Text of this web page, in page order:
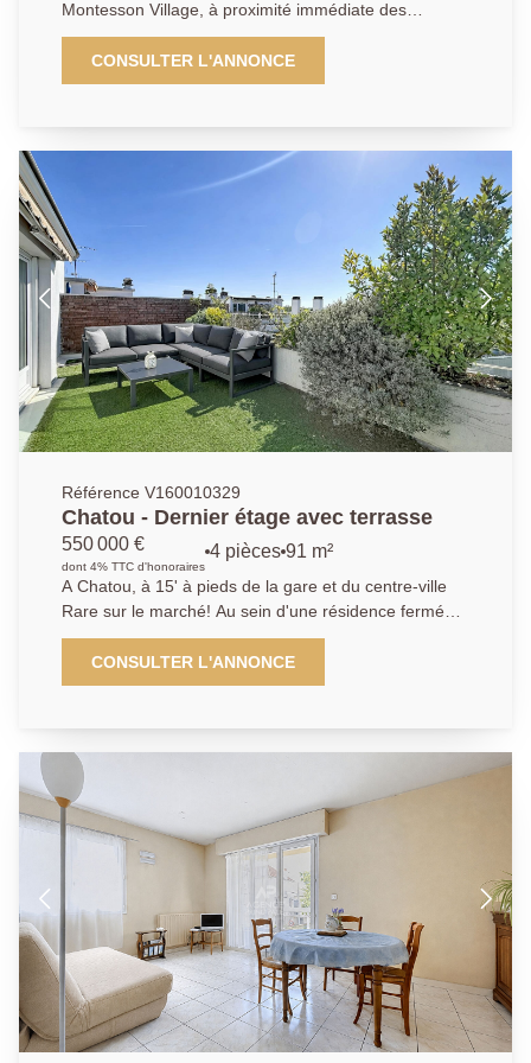
Montesson Village, à proximité immédiate des
commerces et en face de l'arrêt du bus. Il se compose
: Au rez-de-chaussée : d'un local commercial de
37.58m² avec vitrine sur rue, ainsi qu'un atelier,
carrez (103.83m² de surface au sol ), comprenant : un
palier desservant une cuisine équipée ouverte sur un
séjour lumineux le tout faisant de 23m² donnant accès
à une terrasse de 7.05m², un bureau de 8.35m² , une
chambre de 9m², une salle d'eau, une buanderie et
des toilettes séparées. À l'étage supérieur : deux
chambres avec poutres apparentes (22.36m² et
24.5m² de surface au sol), une seconde salle d'eau
avec WC. Une cave et un emplacement de
stationnement privatif complètent ce bien aux
multiples atouts et en bon état général. Possibilité
d'un revenu locatif pour l'appartement de 1350 euros
mensuel, le rapport locatif brut est d'environ 6%.
CONSULTER L'ANNONCE
Référence V160010329
Chatou - Dernier étage avec terrasse
550 000 €
dont 4% TTC d'honoraires
4 pièces 91 m²
A Chatou, à 15' à pieds de la gare et du centre-ville
Rare sur le marché! Au sein d'une résidence fermée
et sécurisée, L'Agence Principale vous propose, au
dernier étage avec ascenseur, cet appartement 4
pièces offrant une belle terrasse de 29m² exposée
ainsi que deux chambres, de 22 m² et 11 m². Un
espace bureau vous permettra de travailler depuis
chez vous. L'appartement offre de beaux volumes et
une superbe luminosité. Une cave, une place de
parking privative et un box complètent le bien.
CONSULTER L'ANNONCE